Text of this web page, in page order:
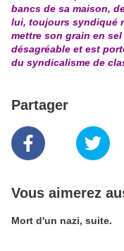
bancs de sa maison,
lui, toujours syndiqué
mettre son grain en
désagréable et est
du syndicalisme de
Partager
Vous aimerez
Mort d'un nazi, suite.